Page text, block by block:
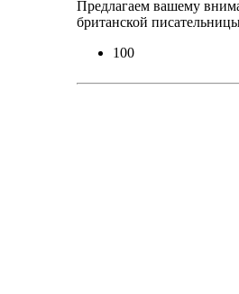
Предлагаем вашему
британской
100